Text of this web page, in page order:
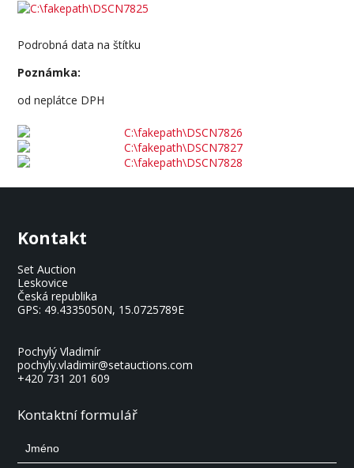
Podrobná data na štítku
Poznámka:
od neplátce DPH
Kontakt
Set Auction
Leskovice
Česká republika
GPS: 49.4335050N, 15.0725789E
Pochylý Vladimír
pochyly.vladimir@setauctions.com
+420 731 201 609
Kontaktní formulář